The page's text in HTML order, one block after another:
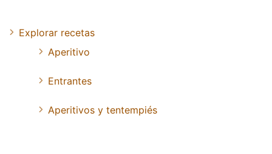
Explorar recetas
Aperitivo
Entrantes
Aperitivos y tentempiés